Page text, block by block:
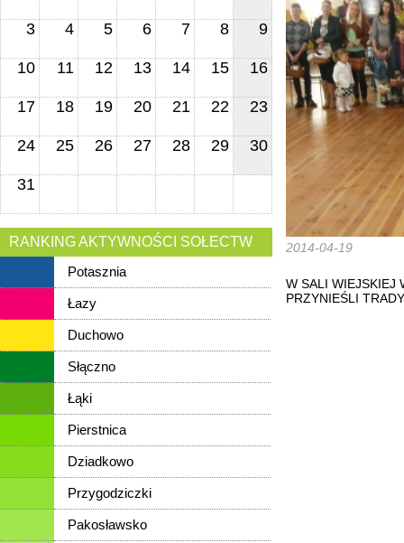
3 4 5 6 7 8 9
10 11 12 13 14 15 16
17 18 19 20 21 22 23
24 25 26 27 28 29 30
31
RANKING AKTYWNOŚCI SOŁECTW
Potasznia
Łazy
Duchowo
Słączno
Łąki
Pierstnica
Dziadkowo
Przygodziczki
Pakosławsko
2014-04-19
W SALI WIEJSKIEJ
PRZYNIEŚLI